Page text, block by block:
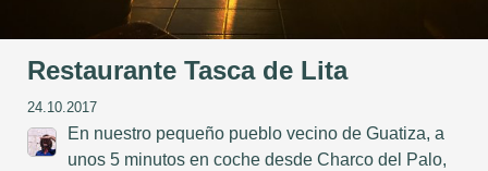
Restaurante Tasca de Lita
24.10.2017
En nuestro pequeño pueblo vecino de Guatiza, a
unos 5 minutos en coche desde Charco del Palo,